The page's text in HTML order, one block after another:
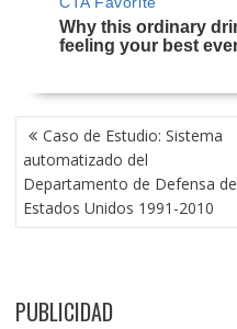
NAVEGACIÓN
DE
ENTRADAS
Caso de Estudio: Sistema
automatizado del
Departamento de Defensa de
Estados Unidos 1991-2010
PUBLICIDAD